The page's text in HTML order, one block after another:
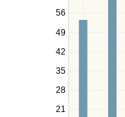
21
28
35
42
49
56
and
down
to
navigate
series.
Use